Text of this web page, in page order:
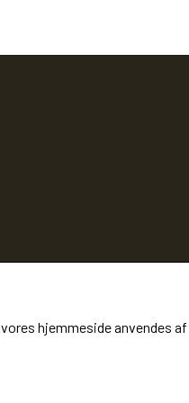
via e-mail
hjemmeside anvendes af